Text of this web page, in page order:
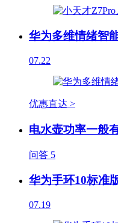
华为多维情绪智
07.22
优惠直达 >
电水壶功率一般
问答 5
华为手环10标准
07.19